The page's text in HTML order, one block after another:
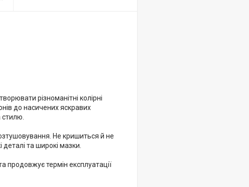
різноманітні колірні
до насичених яскравих
стилю.
Не кришиться й не
та широкі мазки.
продовжує термін експлуатації